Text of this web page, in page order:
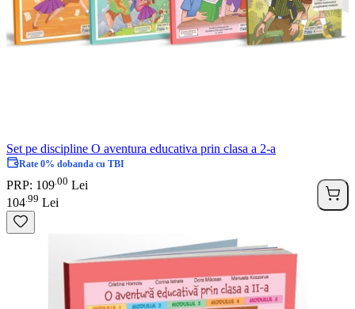
Set pe discipline O aventura educativa prin clasa a 2-a
Rate 0% dobanda cu TBI
PRP: 109 00 Lei
104 99 Lei